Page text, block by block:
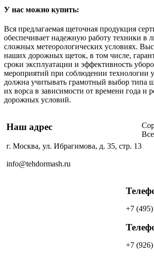
У нас можно купить:
Вся предлагаемая щеточная продукция
обеспечивает надежную работу техники в
сложных метеорологических условиях.
наших дорожных щеток, в том числе,
сроки эксплуатации и эффективность
мероприятий при соблюдении технологии
должна учитывать грамотный выбор типа
их ворса в зависимости от времени года и
дорожных условий.
Наш адрес
г. Москва, ул. Ибрагимова, д. 35, стр. 13
info@tehdormash.ru
+7 (495)
+7 (926)